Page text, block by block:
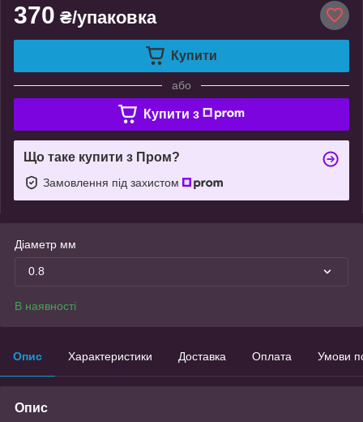
370 ₴/упаковка
Купити
або
Купити з
Що таке купити з Пром?
Замовлення під захистом
Діаметр мм
0.8
В наявності
Опис Характеристики Доставка Оплата Умови
Опис